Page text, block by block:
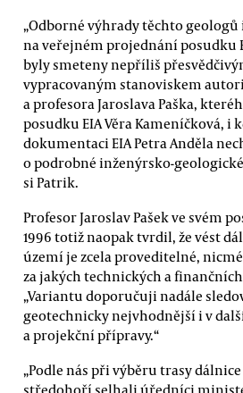
„Odborné výhrady těchto geologů
na veřejném projednání posudku
byly smeteny nepříliš
vypracovaným stanoviskem
a profesora Jaroslava Paška,
posudku EIA Věra Kameníčková, i
dokumentaci EIA Petra Anděla
o podrobné inženýrsko-
si Patrik.
Profesor Jaroslav Pašek ve svém
1996 totiž naopak tvrdil, že vést
území je zcela proveditelné,
za jakých technických a
„Variantu doporučuji nadále
geotechnicky nejvhodnější i v
a projekční přípravy.“
„Podle nás při výběru trasy dálnice